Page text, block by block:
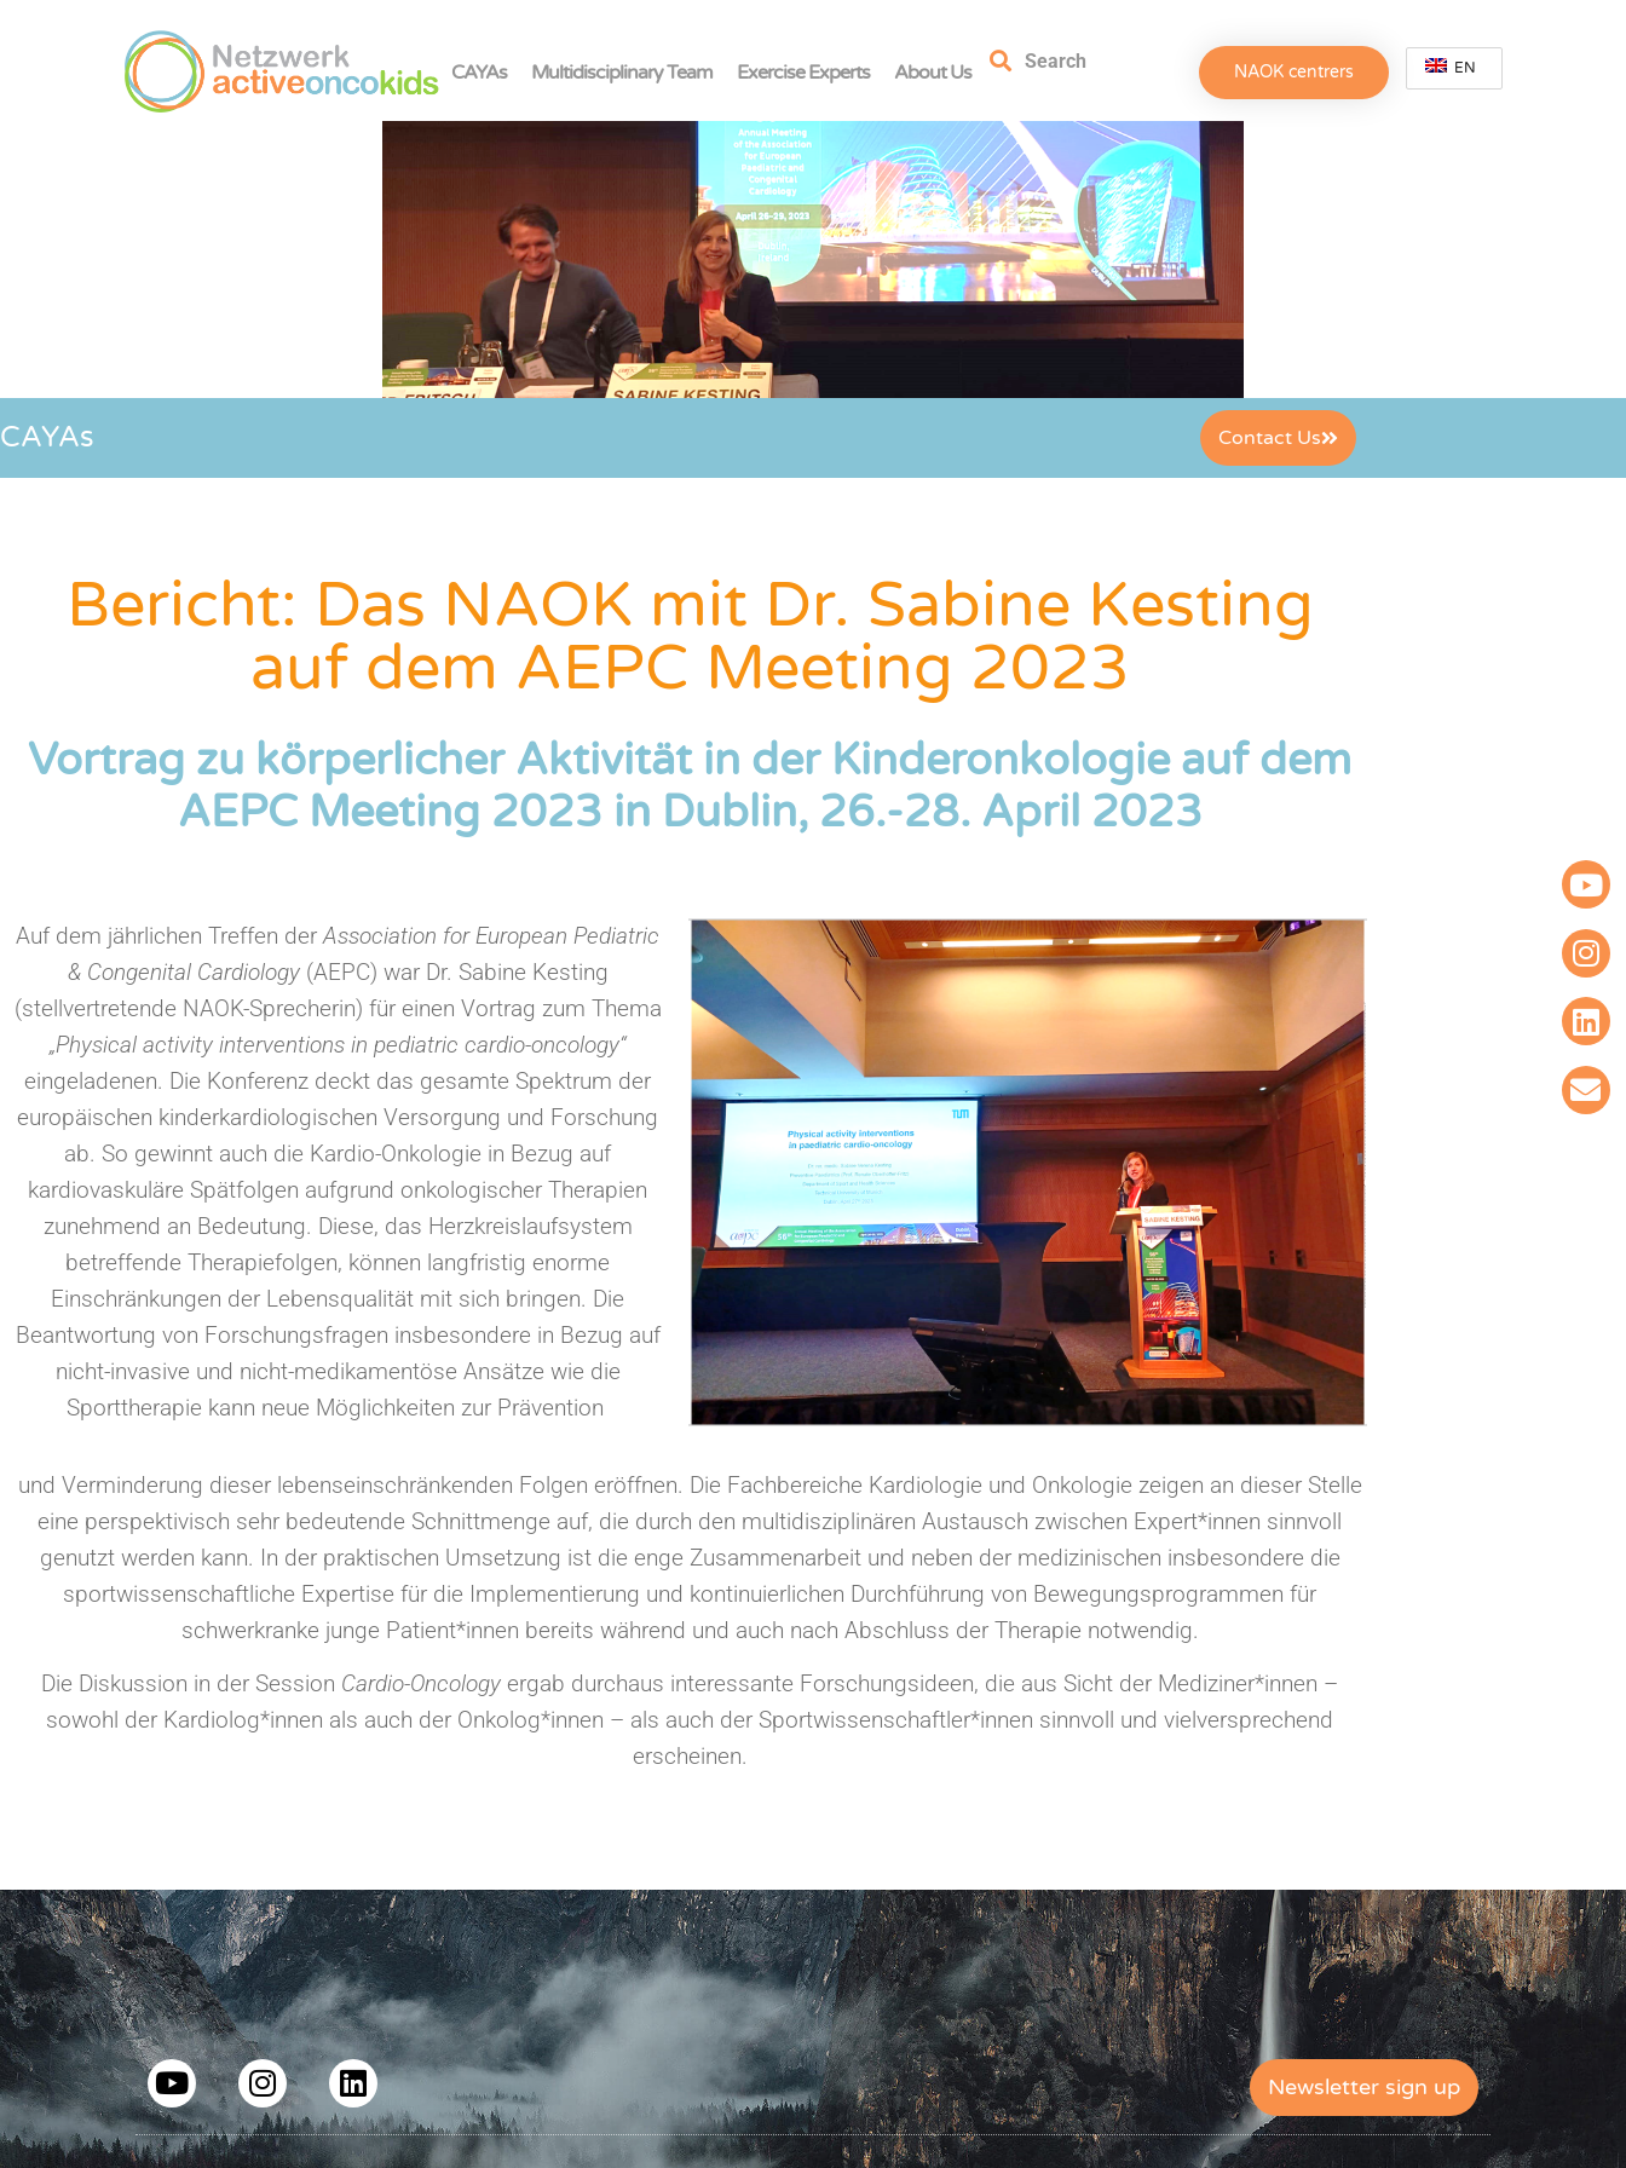
CAYAs Multidisciplinary Team Exercise Experts About Us Search NAOK centrers EN
CAYAs Contact Us
Bericht: Das NAOK mit Dr. Sabine Kesting
auf dem AEPC Meeting 2023
Vortrag zu körperlicher Aktivität in der Kinderonkologie auf dem
AEPC Meeting 2023 in Dublin, 26.-28. April 2023
Auf dem jährlichen Treffen derAssociation for European Pediatric
& Congenital Cardiology(AEPC) war Dr. Sabine Kesting
(stellvertretende NAOK-Sprecherin) für einen Vortrag zum Thema
„Physical activity interventions in pediatric cardio-oncology“
eingeladenen. Die Konferenz deckt das gesamte Spektrum der
europäischen kinderkardiologischen Versorgung und Forschung
ab. So gewinnt auch die Kardio-Onkologie in Bezug auf
kardiovaskuläre Spätfolgen aufgrund onkologischer Therapien
zunehmend an Bedeutung. Diese, das Herzkreislaufsystem
betreffende Therapiefolgen, können langfristig enorme
Einschränkungen der Lebensqualität mit sich bringen. Die
Beantwortung von Forschungsfragen insbesondere in Bezug auf
nicht-invasive und nicht-medikamentöse Ansätze wie die
Sporttherapie kann neue Möglichkeiten zur Prävention
und Verminderung dieser lebenseinschränkenden Folgen eröffnen. Die Fachbereiche Kardiologie und Onkologie zeigen an dieser Stelle
eine perspektivisch sehr bedeutende Schnittmenge auf, die durch den multidisziplinären Austausch zwischen Expert*innen sinnvoll
genutzt werden kann. In der praktischen Umsetzung ist die enge Zusammenarbeit und neben der medizinischen insbesondere die
sportwissenschaftliche Expertise für die Implementierung und kontinuierlichen Durchführung von Bewegungsprogrammen für
schwerkranke junge Patient*innen bereits während und auch nach Abschluss der Therapie notwendig.
Die Diskussion in der Session Cardio-Oncology ergab durchaus interessante Forschungsideen, die aus Sicht der Mediziner*innen –
sowohl der Kardiolog*innen als auch der Onkolog*innen – als auch der Sportwissenschaftler*innen sinnvoll und vielversprechend
erscheinen.
Newsletter sign up